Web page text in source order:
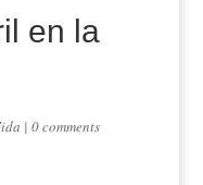
en la
| 0 comments